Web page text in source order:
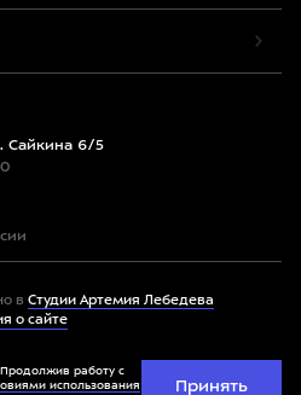
Сайкина 6/5
в Студии Артемия Лебедева
о сайте
2026 © Спорт-Марафон
работу с
использования Принять